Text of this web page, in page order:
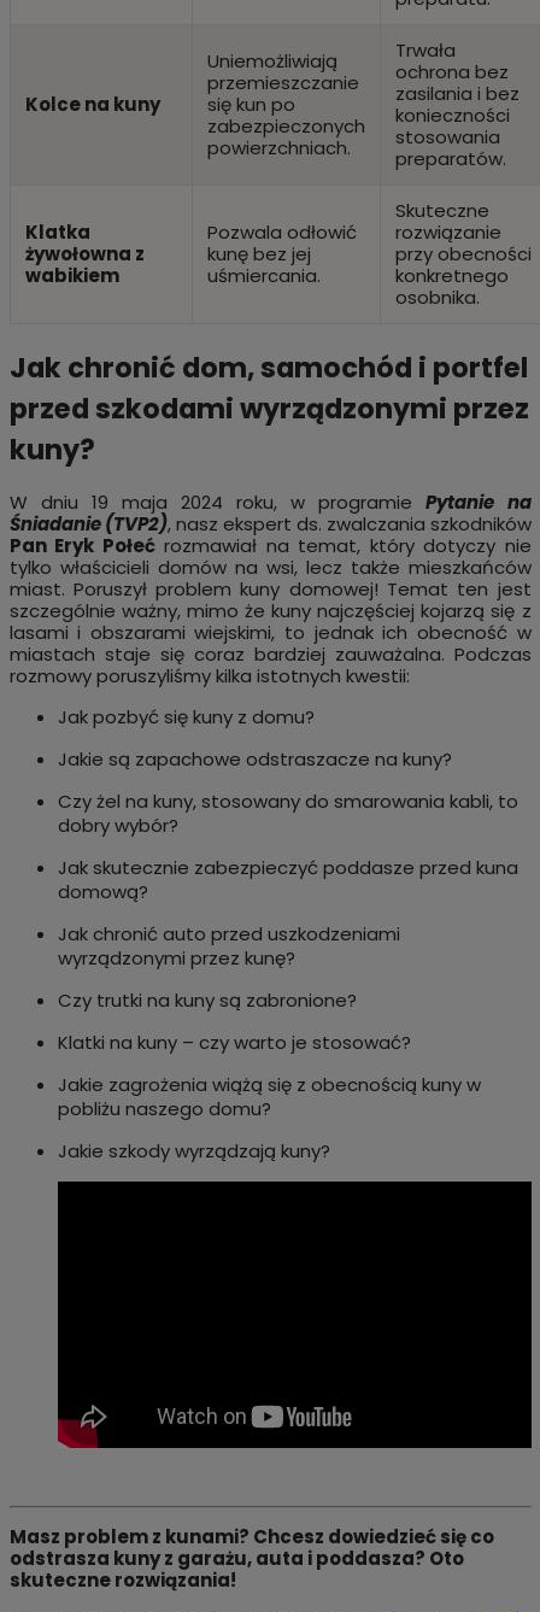
Kolce na kuny
Uniemożliwiają
przemieszczanie
się kun po
zabezpieczonych
powierzchniach.
Trwała
ochrona bez
zasilania i bez
konieczności
stosowania
preparatów.
Klatka
żywołowna z
wabikiem
Pozwala odłowić
kunę bez jej
uśmiercania.
Skuteczne
rozwiązanie
przy obecności
konkretnego
osobnika.
Jak chronić dom, samochód i portfel
przed szkodami wyrządzonymi przez
kuny?
W dniu 19 maja 2024 roku, w programiePytanie na
Śniadanie (TVP2), nasz ekspert ds. zwalczania szkodników
Pan Eryk Połećrozmawiał na temat, który dotyczy nie
tylko właścicieli domów na wsi, lecz także mieszkańców
miast. Poruszył problem kuny domowej! Temat ten jest
szczególnie ważny, mimo że kuny najczęściej kojarzą się z
lasami i obszarami wiejskimi, to jednak ich obecność w
miastach staje się coraz bardziej zauważalna. Podczas
rozmowy poruszyliśmy kilka istotnych kwestii:
Jak pozbyć się kuny z domu?
Jakie są zapachowe odstraszacze na kuny?
Czy żel na kuny, stosowany do smarowania kabli, to
dobry wybór?
Jak skutecznie zabezpieczyć poddasze przed kuna
domową?
Jak chronić auto przed uszkodzeniami
wyrządzonymi przez kunę?
Czy trutki na kuny są zabronione?
Klatki na kuny – czy warto je stosować?
Jakie zagrożenia wiążą się z obecnością kuny w
pobliżu naszego domu?
Jakie szkody wyrządzają kuny?
Masz problem z kunami? Chcesz dowiedzieć się co
odstrasza kuny z garażu, auta i poddasza? Oto
skuteczne rozwiązania!